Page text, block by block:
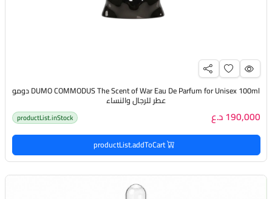
DUMO COMMODUS The Scent of War Eau De Parfum for Unisex 100ml دومو
عطر للرجال والنساء
190,000 د.ع productList.inStock
productList.addToCart